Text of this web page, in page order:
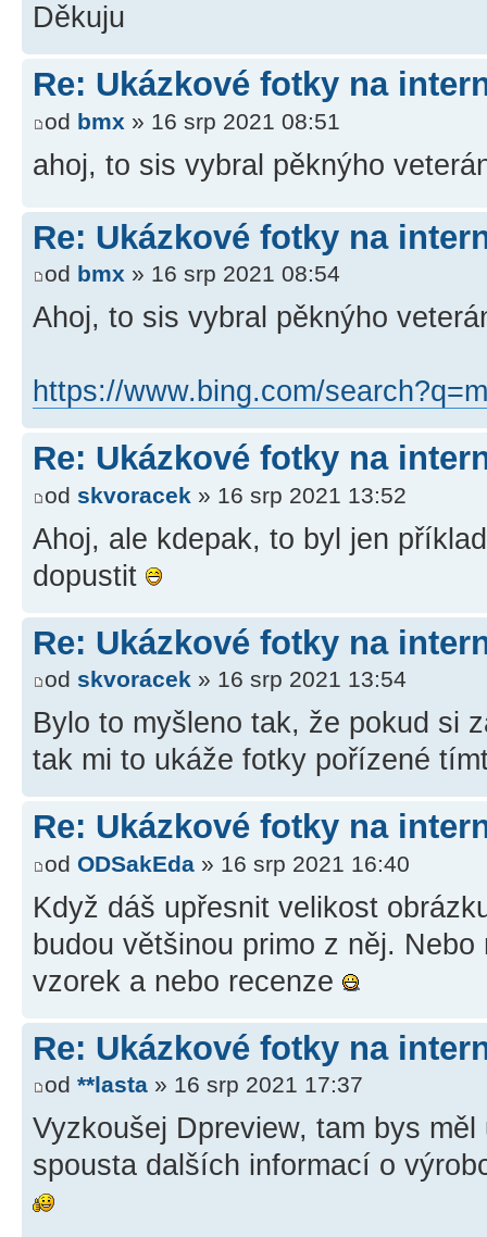
Děkuju
Re: Ukázkové fotky na
od bmx » 16 srp 2021 08:51
ahoj, to sis vybral pěknýho
Re: Ukázkové fotky na
od bmx » 16 srp 2021 08:54
Ahoj, to sis vybral pěknýho
https://www.bing.com/
Re: Ukázkové fotky na
od skvoracek » 16 srp 2021 13:52
Ahoj, ale kdepak, to byl jen
dopustit
Re: Ukázkové fotky na
od skvoracek » 16 srp 2021 13:54
Bylo to myšleno tak, že pokud si
tak mi to ukáže fotky pořízené
Re: Ukázkové fotky na
od ODSakEda » 16 srp 2021 16:40
Když dáš upřesnit velikost
budou většinou primo z něj.
vzorek a nebo recenze
Re: Ukázkové fotky na
od **lasta » 16 srp 2021 17:37
Vyzkoušej Dpreview, tam bys
spousta dalších informací o